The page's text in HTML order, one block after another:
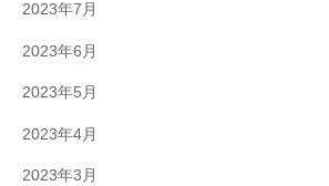
2023年7月
2023年6月
2023年5月
2023年4月
2023年3月